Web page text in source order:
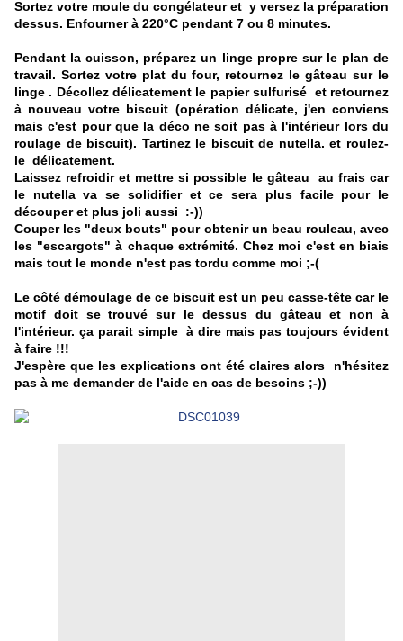
Sortez votre moule du congélateur et y versez la préparation
dessus. Enfourner à 220°C pendant 7 ou 8 minutes.
Pendant la cuisson, préparez un linge propre sur le plan de
travail. Sortez votre plat du four, retournez le gâteau sur le
linge . Décollez délicatement le papier sulfurisé et retournez
à nouveau votre biscuit (opération délicate, j'en conviens
mais c'est pour que la déco ne soit pas à l'intérieur lors du
roulage de biscuit). Tartinez le biscuit de nutella. et roulez-
le délicatement.
Laissez refroidir et mettre si possible le gâteau au frais car
le nutella va se solidifier et ce sera plus facile pour le
découper et plus joli aussi :-))
Couper les "deux bouts" pour obtenir un beau rouleau, avec
les "escargots" à chaque extrémité. Chez moi c'est en biais
mais tout le monde n'est pas tordu comme moi ;-(
Le côté démoulage de ce biscuit est un peu casse-tête car le
motif doit se trouvé sur le dessus du gâteau et non à
l'intérieur. ça parait simple à dire mais pas toujours évident
à faire !!!
J'espère que les explications ont été claires alors n'hésitez
pas à me demander de l'aide en cas de besoins ;-))